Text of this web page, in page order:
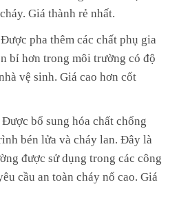
Giá thành rẻ nhất.
Được pha thêm các chất phụ gia
bỉ hơn trong môi trường có độ
vệ sinh. Giá cao hơn cốt
Được bổ sung hóa chất chống
bén lửa và cháy lan. Đây là
được sử dụng trong các công
cầu an toàn cháy nổ cao. Giá